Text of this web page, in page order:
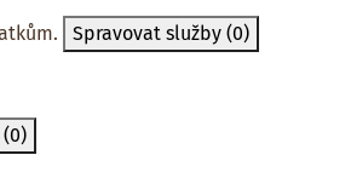
Spravovat služby (0)
(0)